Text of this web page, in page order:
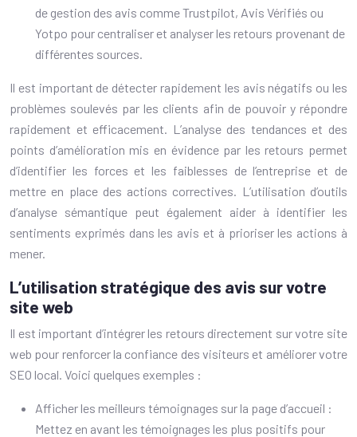
de gestion des avis comme Trustpilot, Avis Vérifiés ou
Yotpo pour centraliser et analyser les retours provenant de
différentes sources.
Il est important de détecter rapidement les avis négatifs ou les
problèmes soulevés par les clients afin de pouvoir y répondre
rapidement et efficacement. L’analyse des tendances et des
points d’amélioration mis en évidence par les retours permet
d’identifier les forces et les faiblesses de l’entreprise et de
mettre en place des actions correctives. L’utilisation d’outils
d’analyse sémantique peut également aider à identifier les
sentiments exprimés dans les avis et à prioriser les actions à
mener.
L’utilisation stratégique des avis sur votre
site web
Il est important d’intégrer les retours directement sur votre site
web pour renforcer la confiance des visiteurs et améliorer votre
SEO local. Voici quelques exemples :
Afficher les meilleurs témoignages sur la page d’accueil :
Mettez en avant les témoignages les plus positifs pour